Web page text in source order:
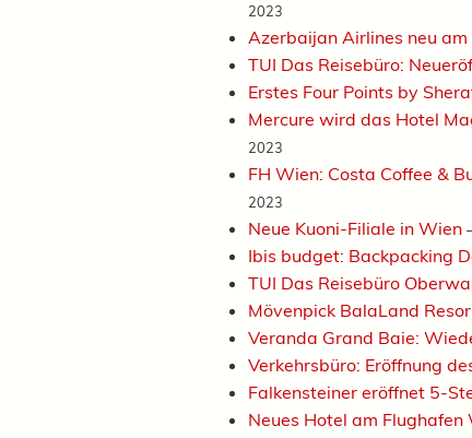
2023
Azerbaijan Airlines neu
TUI Das Reisebüro:
Erstes Four Points by
Mercure wird das Hotel
2023
FH Wien: Costa Coffee &
2023
Neue Kuoni-Filiale in Wien
Ibis budget: Backpacking
TUI Das Reisebüro
Mövenpick BalaLand
Veranda Grand Baie:
Verkehrsbüro: Eröffnung
Falkensteiner eröffnet 5-
Neues Hotel am Flughafen